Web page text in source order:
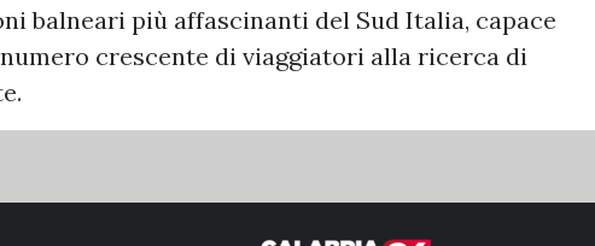
balneari più affascinanti del Sud Italia, capace
crescente di viaggiatori alla ricerca di